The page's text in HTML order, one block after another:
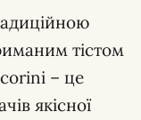
тістом
– це
якісної